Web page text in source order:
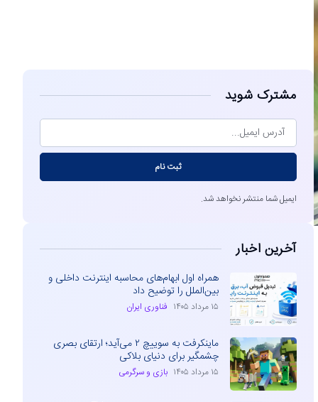
مشترک شوید
ثبت نام
ایمیل شما منتشر نخواهد شد.
آخرین اخبار
همراه اول ابهام‌های محاسبه اینترنت داخلی و
بین‌الملل را توضیح داد
۱۵ مرداد ۱۴۰۵ فناوری ایران
ماینکرفت به سوییچ ۲ می‌آید؛ ارتقای بصری
چشمگیر برای دنیای بلاکی
۱۵ مرداد ۱۴۰۵ بازی و سرگرمی